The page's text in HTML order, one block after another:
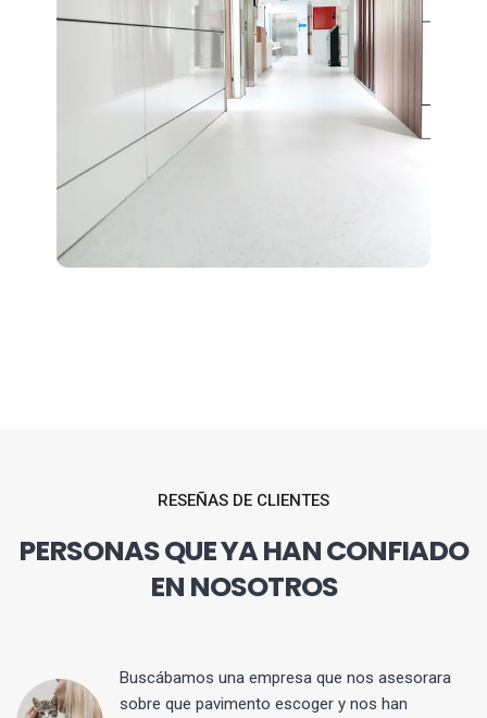
RESEÑAS DE CLIENTES
PERSONAS QUE YA HAN CONFIADO
EN NOSOTROS
Buscábamos una empresa que nos asesorara
sobre que pavimento escoger y nos han